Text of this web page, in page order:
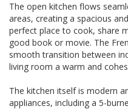
The open kitchen flows
areas, creating a spacious
perfect place to cook, share
good book or movie. The
smooth transition between
living room a warm and
The kitchen itself is modern
appliances, including a 5-